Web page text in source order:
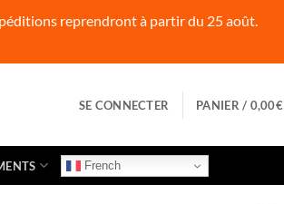
reprendront à partir du 25 août.
SE CONNECTER PANIER / 0,00€
French